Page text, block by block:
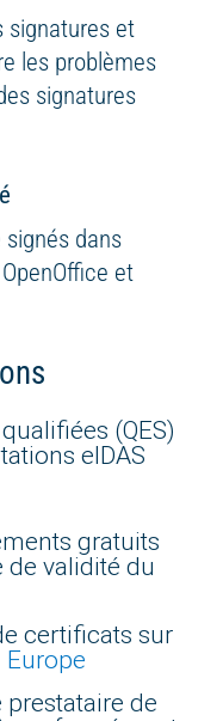
signatures et
les problèmes
signatures
dans
et
(QES)
eIDAS
gratuits
validité du
certificats sur
Europe
de